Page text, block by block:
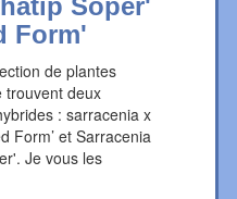
Soper'
Form'
de plantes
trouvent deux
: sarracenia x
Form’ et Sarracenia
Je vous les